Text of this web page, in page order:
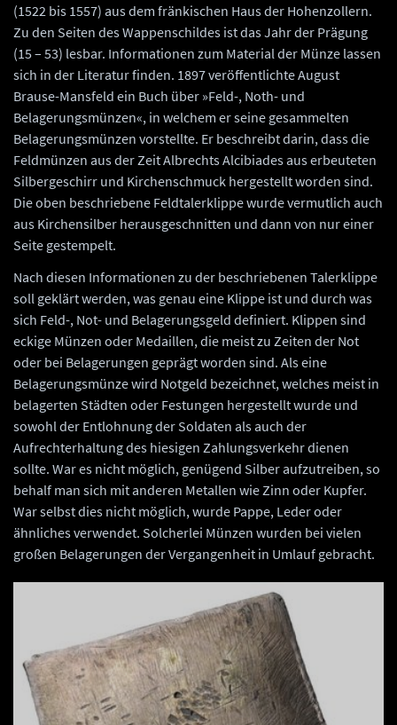
(1522 bis 1557) aus dem fränkischen Haus der Hohenzollern.
Zu den Seiten des Wappenschildes ist das Jahr der Prägung
(15 – 53) lesbar. Informationen zum Material der Münze lassen
sich in der Literatur finden. 1897 veröffentlichte August
Brause-Mansfeld ein Buch über »Feld-, Noth- und
Belagerungsmünzen«, in welchem er seine gesammelten
Belagerungsmünzen vorstellte. Er beschreibt darin, dass die
Feldmünzen aus der Zeit Albrechts Alcibiades aus erbeuteten
Silbergeschirr und Kirchenschmuck hergestellt worden sind.
Die oben beschriebene Feldtalerklippe wurde vermutlich auch
aus Kirchensilber herausgeschnitten und dann von nur einer
Seite gestempelt.
Nach diesen Informationen zu der beschriebenen Talerklippe
soll geklärt werden, was genau eine Klippe ist und durch was
sich Feld-, Not- und Belagerungsgeld definiert. Klippen sind
eckige Münzen oder Medaillen, die meist zu Zeiten der Not
oder bei Belagerungen geprägt worden sind. Als eine
Belagerungsmünze wird Notgeld bezeichnet, welches meist in
belagerten Städten oder Festungen hergestellt wurde und
sowohl der Entlohnung der Soldaten als auch der
Aufrechterhaltung des hiesigen Zahlungsverkehr dienen
sollte. War es nicht möglich, genügend Silber aufzutreiben, so
behalf man sich mit anderen Metallen wie Zinn oder Kupfer.
War selbst dies nicht möglich, wurde Pappe, Leder oder
ähnliches verwendet. Solcherlei Münzen wurden bei vielen
großen Belagerungen der Vergangenheit in Umlauf gebracht.